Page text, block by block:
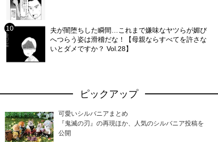
夫が闇堕ちした瞬間…これまで嫌味なヤツらが媚び
へつらう姿は滑稽だな！【母親ならすべてを許さな
いとダメですか？ Vol.28】
ピックアップ
可愛いシルバニアまとめ
『鬼滅の刃』の再現ほか、人気のシルバニア投稿を
公開